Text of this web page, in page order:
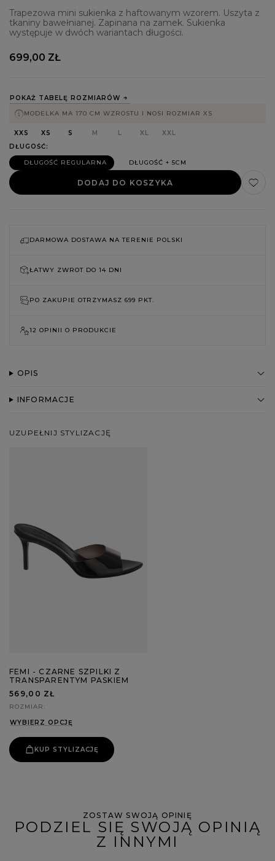
Trapezowa mini sukienka z haftowanym wzorem. Uszyta z
tkaniny bawełnianej. Zapinana na zamek. Sukienka
występuje w dwóch wariantach długości.
POKAŻ TABELĘ ROZMIARÓW
MODELKA MA 170 CM WZROSTU I NOSI ROZMIAR XS
XXS XS S M L XL
XXL
DŁUGOŚĆ
DŁUGOŚĆ REGULARNA
DŁUGOŚĆ + 5CM
DODAJ DO KOSZYKA
699,00 ZŁ
DARMOWA DOSTAWA NA TERENIE POLSKI
ŁATWY ZWROT DO 14 DNI
PO ZAKUPIE OTRZYMASZ 699 PKT.
12 OPINII O PRODUKCIE
OPIS
INFORMACJE
UZUPEŁNIJ STYLIZACJĘ
FEMI - CZARNE SZPILKI Z
TRANSPARENTYM PASKIEM
569,00 ZŁ
ROZMIAR
WYBIERZ OPCJĘ
KUP STYLIZACJĘ
ZOSTAW SWOJĄ OPINIĘ
PODZIEL SIĘ SWOJĄ OPINIĄ
Z INNYMI